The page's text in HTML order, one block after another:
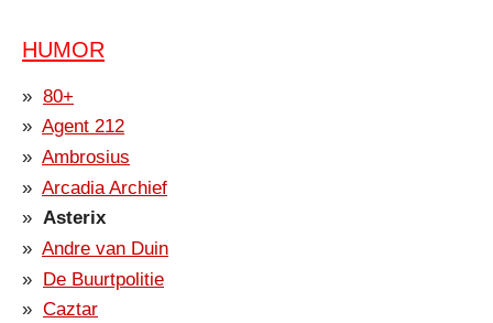
HUMOR
80+
Agent 212
Ambrosius
Arcadia Archief
Asterix
Andre van Duin
De Buurtpolitie
Caztar